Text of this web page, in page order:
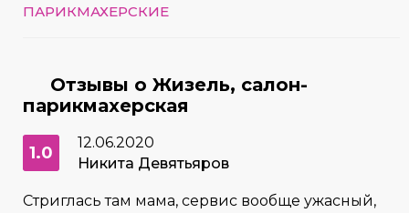
ПАРИКМАХЕРСКИЕ
Отзывы о Жизель, салон-
парикмахерская
1.0
12.06.2020
Никита Девятьяров
Стриглась там мама, сервис вообще ужасный,